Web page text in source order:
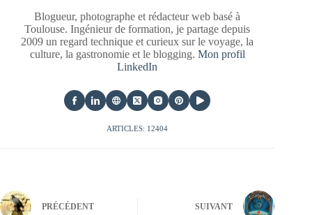
Blogueur, photographe et rédacteur web basé à
Toulouse. Ingénieur de formation, je partage depuis
2009 un regard technique et curieux sur le voyage, la
culture, la gastronomie et le blogging. Mon profil
LinkedIn
ARTICLES: 12404
PRÉCÉDENT SUIVANT